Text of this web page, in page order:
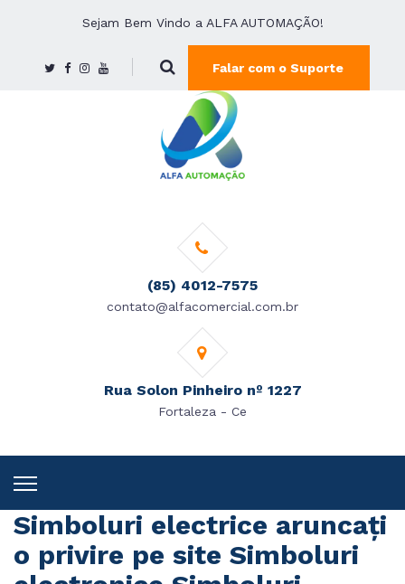
Sejam Bem Vindo a ALFA AUTOMAÇÃO!
Falar com o Suporte
(85) 4012-7575
contato@alfacomercial.com.br
Rua Solon Pinheiro nº 1227
Fortaleza - Ce
Simboluri electrice aruncați
o privire pe site Simboluri